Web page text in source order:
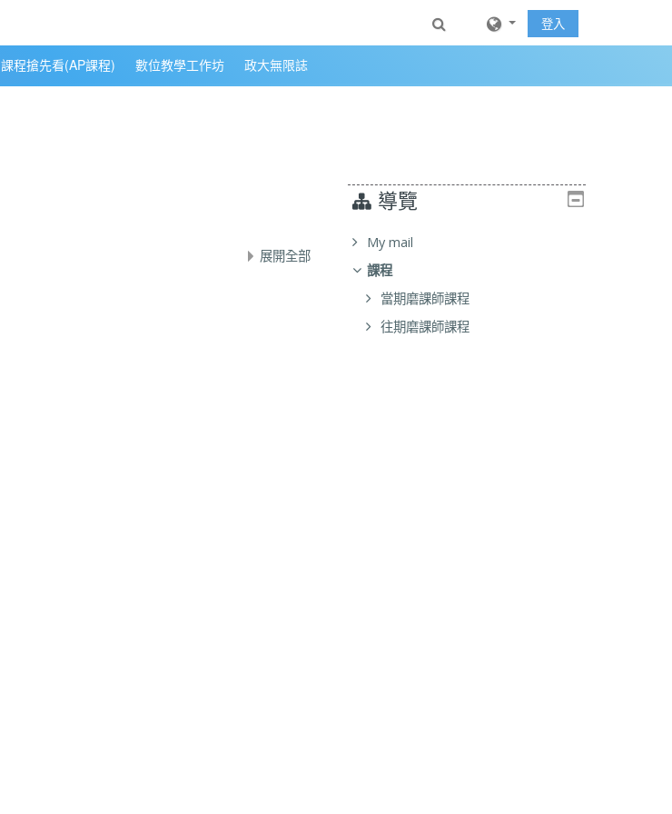
Toggle search input
登入
課程搶先看(AP課程) 數位教學工作坊 政大無限誌
展開全部
導覽
My mail
課程
當期磨課師課程
往期磨課師課程